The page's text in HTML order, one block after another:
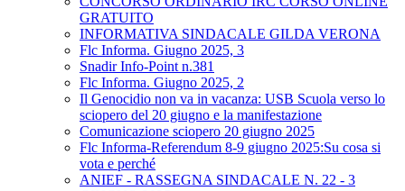
GRATUITO
INFORMATIVA SINDACALE GILDA VERONA
Flc Informa. Giugno 2025, 3
Snadir Info-Point n.381
Flc Informa. Giugno 2025, 2
Il Genocidio non va in vacanza: USB Scuola verso lo
sciopero del 20 giugno e la manifestazione
Comunicazione sciopero 20 giugno 2025
Flc Informa-Referendum 8-9 giugno 2025:Su cosa si
vota e perché
ANIEF - RASSEGNA SINDACALE N. 22 - 3